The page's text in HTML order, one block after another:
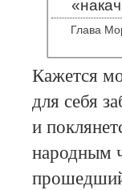
Глава
Кажется
для себя
и
народным